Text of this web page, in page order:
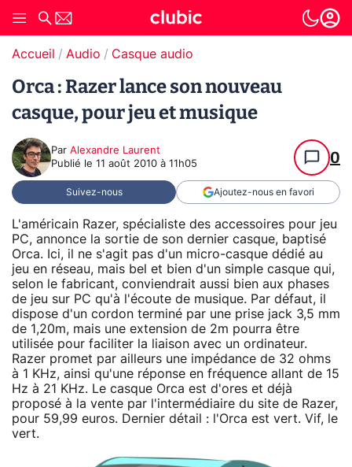
Accueil Audio Casque audio
Orca : Razer lance son nouveau
casque, pour jeu et musique
Par Alexandre Laurent
Publié le 11 août 2010 à 11h05 0
Suivez-nous Ajoutez-nous en favori
L'américain Razer, spécialiste des accessoires pour jeu
PC, annonce la sortie de son dernier casque, baptisé
Orca. Ici, il ne s'agit pas d'un micro-casque dédié au
jeu en réseau, mais bel et bien d'un simple casque qui,
selon le fabricant, conviendrait aussi bien aux phases
de jeu sur PC qu'à l'écoute de musique. Par défaut, il
dispose d'un cordon terminé par une prise jack 3,5 mm
de 1,20m, mais une extension de 2m pourra être
utilisée pour faciliter la liaison avec un ordinateur.
Razer promet par ailleurs une impédance de 32 ohms
à 1 KHz, ainsi qu'une réponse en fréquence allant de 15
Hz à 21 KHz. Le casque Orca est d'ores et déjà
proposé à la vente par l'intermédiaire du site de Razer,
pour 59,99 euros. Dernier détail : l'Orca est vert. Vif, le
vert.